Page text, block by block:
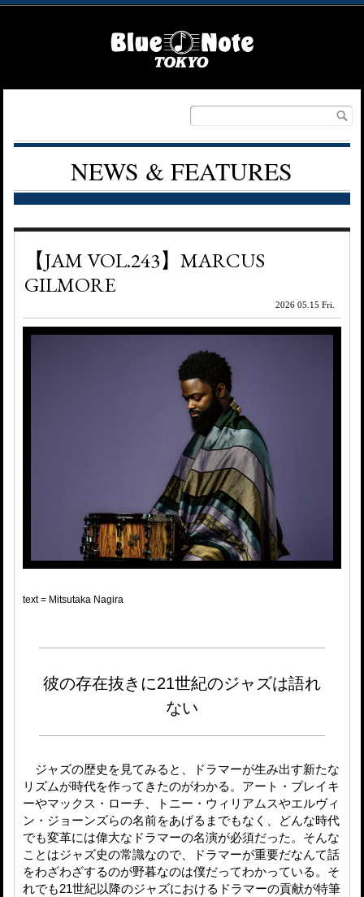
NEWS & FEATURES
【JAM VOL.243】MARCUS
GILMORE
2026 05.15 Fri.
text = Mitsutaka Nagira
彼の存在抜きに21世紀のジャズは語れ
ない
ジャズの歴史を見てみると、ドラマーが生み出す新たな
リズムが時代を作ってきたのがわかる。アート・ブレイキ
ーやマックス・ローチ、トニー・ウィリアムスやエルヴィ
ン・ジョーンズらの名前をあげるまでもなく、どんな時代
でも変革には偉大なドラマーの名演が必須だった。そんな
ことはジャズ史の常識なので、ドラマーが重要だなんて話
をわざわざするのが野暮なのは僕だってわかっている。そ
れでも21世紀以降のジャズにおけるドラマーの貢献が特筆